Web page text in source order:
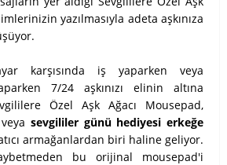
yazılmasıyla adeta aşkınıza
karşısında iş yaparken veya
7/24 aşkınızı elinin altına
Özel Aşk Ağacı Mousepad,
sevgililer günü hediyesi erkeğe
armağanlardan biri haline geliyor.
bu orijinal mousepad'i